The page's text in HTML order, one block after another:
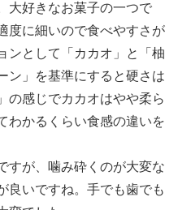
大好きなお菓子の一つで
度に細いので食べやすさが
ンとして「カカオ」と「柚
ン」を基準にすると硬さは
の感じでカカオはやや柔ら
わかるくらい食感の違いを
すが、噛み砕くのが大変な
良いですね。手でも歯でも